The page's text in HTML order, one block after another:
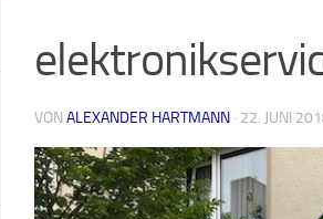
VON ALEXANDER HARTMANN · 22. JUNI